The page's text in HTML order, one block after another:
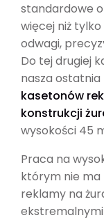
standardowe
więcej niż
odwagi,
Do tej drugiej
nasza ostatnia
kasetonów
konstrukcji
wysokości 45
Praca na
którym nie ma
reklamy na